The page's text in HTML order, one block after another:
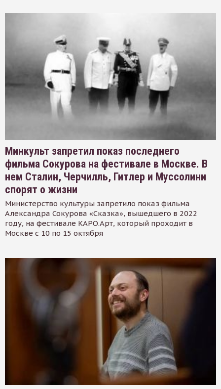
Минкульт запретил показ последнего
фильма Сокурова на фестивале в Москве. В
нем Сталин, Черчилль, Гитлер и Муссолини
спорят о жизни
Министерство культуры запретило показ фильма
Александра Сокурова «Сказка», вышедшего в 2022
году, на фестивале КАРО.Арт, который проходит в
Москве с 10 по 15 октября